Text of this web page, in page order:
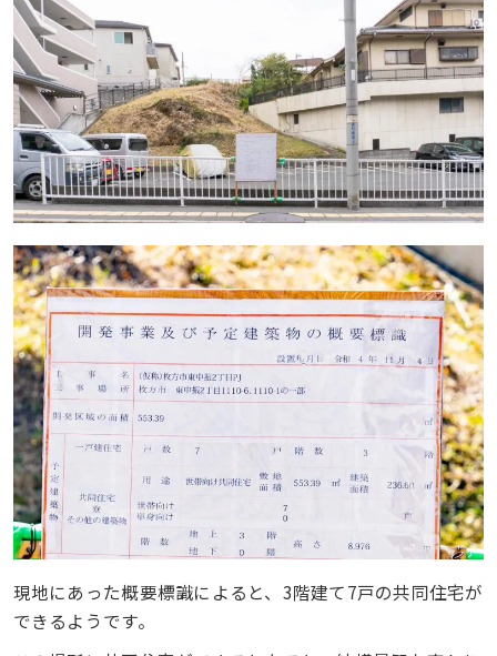
現地にあった概要標識によると、3階建て7戸の共同住宅が
できるようです。